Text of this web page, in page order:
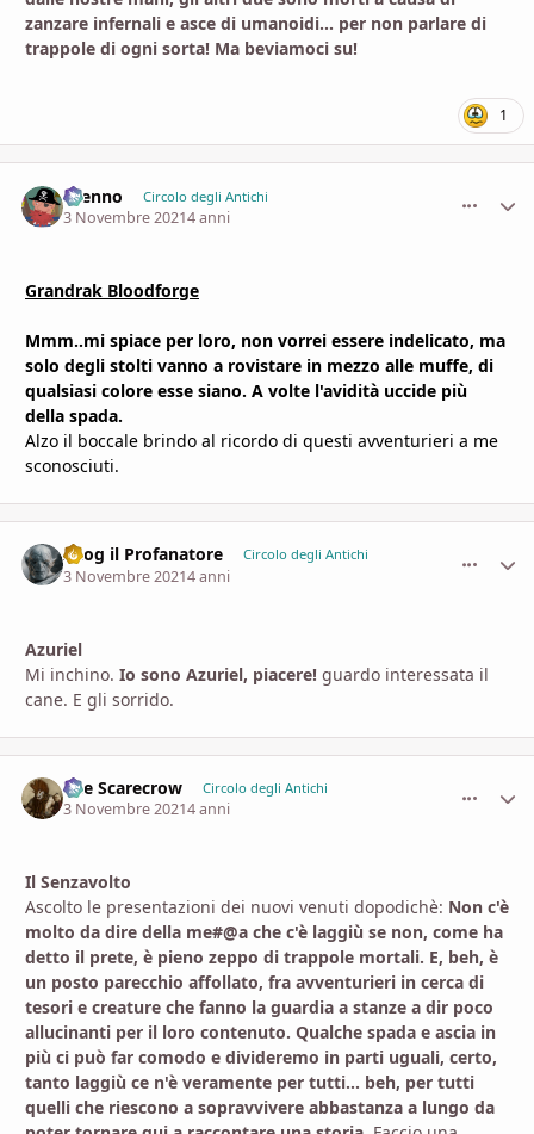
zanzare infernali e asce di umanoidi... per non parlare di
trappole di ogni sorta! Ma beviamoci su!
1
Brenno Circolo degli Antichi
3 Novembre 20214 anni
Grandrak Bloodforge
Mmm..mi spiace per loro, non vorrei essere indelicato, ma
solo degli stolti vanno a rovistare in mezzo alle muffe, di
qualsiasi colore esse siano. A volte l'avidità uccide più
della spada.
Alzo il boccale brindo al ricordo di questi avventurieri a me
sconosciuti.
Azog il Profanatore Circolo degli Antichi
3 Novembre 20214 anni
Azuriel
Mi inchino. Io sono Azuriel, piacere! guardo interessata il
cane. E gli sorrido.
The Scarecrow Circolo degli Antichi
3 Novembre 20214 anni
Il Senzavolto
Ascolto le presentazioni dei nuovi venuti dopodichè: Non c'è
molto da dire della me#@a che c'è laggiù se non, come ha
detto il prete, è pieno zeppo di trappole mortali. E, beh, è
un posto parecchio affollato, fra avventurieri in cerca di
tesori e creature che fanno la guardia a stanze a dir poco
allucinanti per il loro contenuto. Qualche spada e ascia in
più ci può far comodo e divideremo in parti uguali, certo,
tanto laggiù ce n'è veramente per tutti... beh, per tutti
quelli che riescono a sopravvivere abbastanza a lungo da